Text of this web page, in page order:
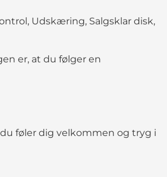
Udskæring, Salgsklar disk,
er, at du følger en
føler dig velkommen og tryg i